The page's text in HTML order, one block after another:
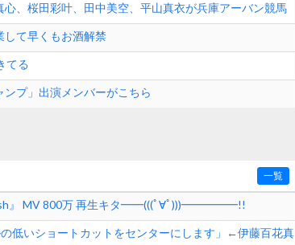
心、桜田彩叶、田中美空、平山真衣が兵庫アーバン競馬
番組「HUK Campus Live」に出演
して早くもお酒解禁
てる
ンプ」出演メンバーがこちら
一覧
ish』 MV 800万 再生キタ━━(((ﾟ∀ﾟ)))━━━━━!!
低いショートカットをセンターにします」←伊藤百花真